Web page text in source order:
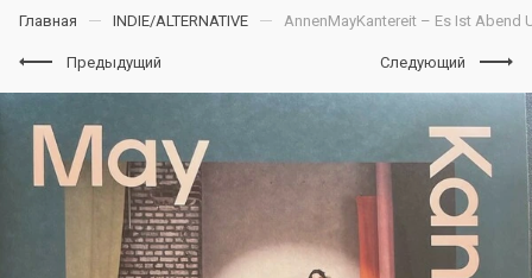
Главная INDIE/ALTERNATIVE AnnenMayKantereit – Es Ist Abend
Предыдущий Следующий